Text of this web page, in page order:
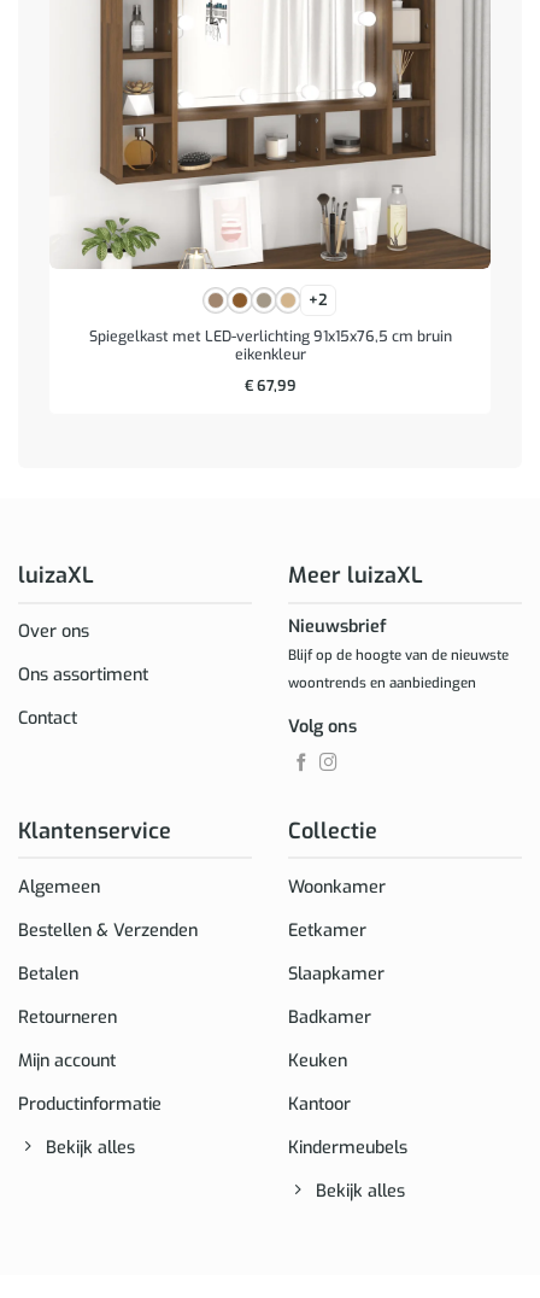
+2
Spiegelkast met LED-verlichting 91x15x76,5 cm bruin
eikenkleur
€67,99
luizaXL
Over ons
Ons assortiment
Contact
Klantenservice
Algemeen
Bestellen & Verzenden
Betalen
Retourneren
Mijn account
Productinformatie
Bekijk alles
Collectie
Woonkamer
Eetkamer
Slaapkamer
Badkamer
Keuken
Kantoor
Kindermeubels
Bekijk alles
Meer luizaXL
Nieuwsbrief
Blijf op de hoogte van de nieuwste
woontrends en aanbiedingen
Volg ons